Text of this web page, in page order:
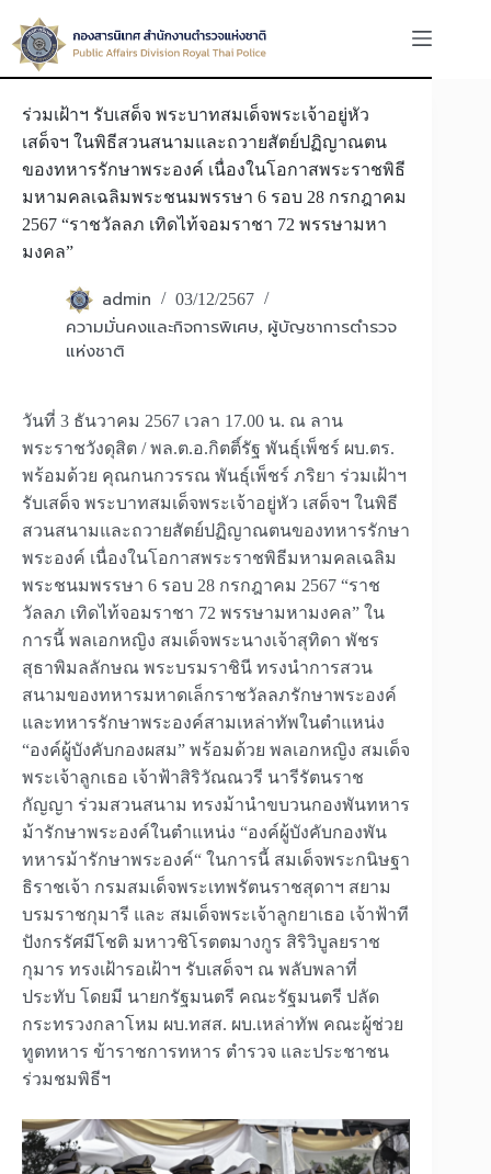
to
content
ร่วมเฝ้าฯ รับเสด็จ พระบาทสมเด็จพระเจ้าอยู่หัว
เสด็จฯ ในพิธีสวนสนามและถวายสัตย์ปฏิญาณตน
ของทหารรักษาพระองค์ เนื่องในโอกาสพระราชพิธี
มหามคลเฉลิมพระชนมพรรษา 6 รอบ 28 กรกฎาคม
2567 “ราชวัลลภ เทิดไท้จอมราชา 72 พรรษามหา
มงคล”
admin 03/12/2567
ความมั่นคงและกิจการพิเศษ, ผู้บัญชาการตำรวจ
แห่งชาติ
วันที่ 3 ธันวาคม 2567 เวลา 17.00 น. ณ ลาน
พระราชวังดุสิต / พล.ต.อ.กิตติ์รัฐ พันธุ์เพ็ชร์ ผบ.ตร.
พร้อมด้วย คุณกนกวรรณ พันธุ์เพ็ชร์ ภริยา ร่วมเฝ้าฯ
รับเสด็จ พระบาทสมเด็จพระเจ้าอยู่หัว เสด็จฯ ในพิธี
สวนสนามและถวายสัตย์ปฏิญาณตนของทหารรักษา
พระองค์ เนื่องในโอกาสพระราชพิธีมหามคลเฉลิม
พระชนมพรรษา 6 รอบ 28 กรกฎาคม 2567 “ราช
วัลลภ เทิดไท้จอมราชา 72 พรรษามหามงคล” ใน
การนี้ พลเอกหญิง สมเด็จพระนางเจ้าสุทิดา พัชร
สุธาพิมลลักษณ พระบรมราชินี ทรงนำการสวน
สนามของทหารมหาดเล็กราชวัลลภรักษาพระองค์
และทหารรักษาพระองค์สามเหล่าทัพในตำแหน่ง
“องค์ผู้บังคับกองผสม” พร้อมด้วย พลเอกหญิง สมเด็จ
พระเจ้าลูกเธอ เจ้าฟ้าสิริวัณณวรี นารีรัตนราช
กัญญา ร่วมสวนสนาม ทรงม้านำขบวนกองพันทหาร
ม้ารักษาพระองค์ในตำแหน่ง “องค์ผู้บังคับกองพัน
ทหารม้ารักษาพระองค์“ ในการนี้ สมเด็จพระกนิษฐา
ธิราชเจ้า กรมสมเด็จพระเทพรัตนราชสุดาฯ สยาม
บรมราชกุมารี และ สมเด็จพระเจ้าลูกยาเธอ เจ้าฟ้าที
ปังกรรัศมีโชติ มหาวชิโรตตมางกูร สิริวิบูลยราช
กุมาร ทรงเฝ้ารอเฝ้าฯ รับเสด็จฯ ณ พลับพลาที่
ประทับ โดยมี นายกรัฐมนตรี คณะรัฐมนตรี ปลัด
กระทรวงกลาโหม ผบ.ทสส. ผบ.เหล่าทัพ คณะผู้ช่วย
ทูตทหาร ข้าราชการทหาร ตำรวจ และประชาชน
ร่วมชมพิธีฯ